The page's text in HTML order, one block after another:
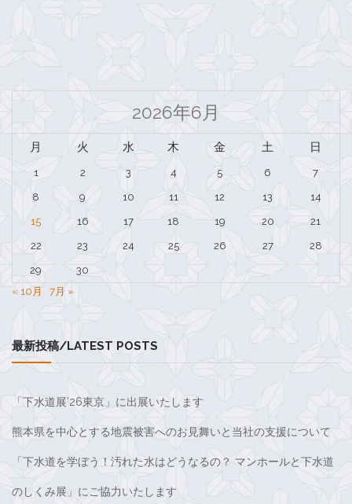
2026年6月
月 火 水 木 金 土 日
1 2 3 4 5 6 7
8 9 10 11 12 13 14
15 16 17 18 19 20 21
22 23 24 25 26 27 28
29
30
« 10月
7月 »
最新投稿/LATEST POSTS
「下水道展’26東京」に出展いたします
熊本県を中心とする地震被害へのお見舞いと当社の支援について
「下水道を学ぼう！汚れた水はどうなるの？ マンホールと下水道
のしくみ展」にご協力いたします